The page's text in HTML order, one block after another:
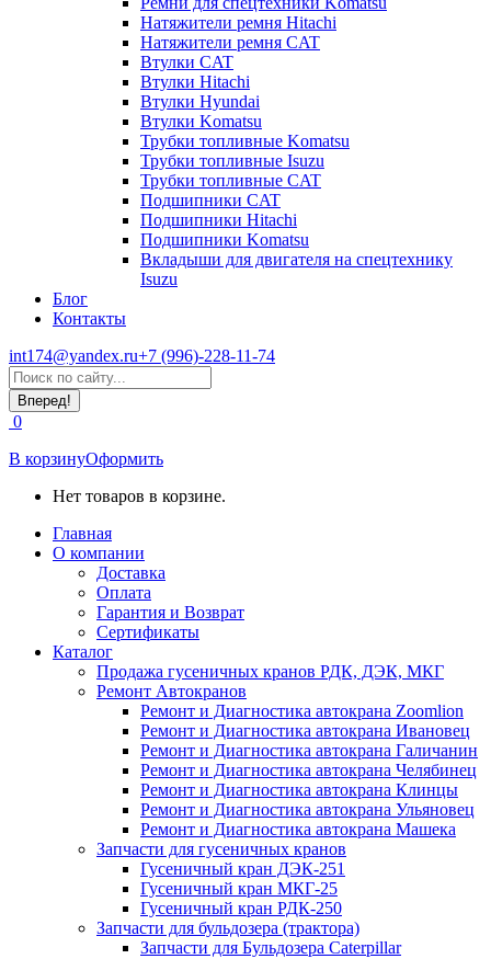
Натяжители ремня Hitachi
Натяжители ремня CAT
Втулки CAT
Втулки Hitachi
Втулки Hyundai
Втулки Komatsu
Трубки топливные Komatsu
Трубки топливные Isuzu
Трубки топливные CAT
Подшипники CAT
Подшипники Hitachi
Подшипники Komatsu
Вкладыши для двигателя на спецтехнику
Isuzu
Блог
Контакты
int174@yandex.ru+7 (996)-228-11-74
Страница
WhatsApp
открывается
в
новом
окне
Поиск:
0
В корзинуОформить
Нет товаров в корзине.
Главная
О компании
Доставка
Оплата
Гарантия и Возврат
Сертификаты
Каталог
Продажа гусеничных кранов РДК, ДЭК, МКГ
Ремонт Автокранов
Ремонт и Диагностика автокрана Zoomlion
Ремонт и Диагностика автокрана Ивановец
Ремонт и Диагностика автокрана Галичанин
Ремонт и Диагностика автокрана Челябинец
Ремонт и Диагностика автокрана Клинцы
Ремонт и Диагностика автокрана Ульяновец
Ремонт и Диагностика автокрана Машека
Запчасти для гусеничных кранов
Гусеничный кран ДЭК-251
Гусеничный кран МКГ-25
Гусеничный кран РДК-250
Запчасти для бульдозера (трактора)
Запчасти для Бульдозера Caterpillar